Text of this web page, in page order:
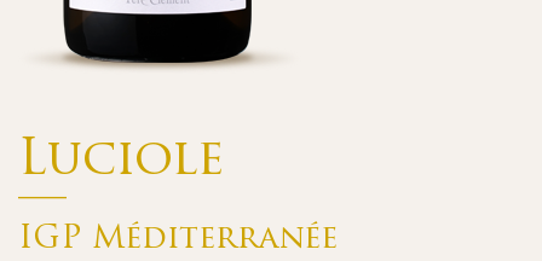
Luciole
—
IGP Méditerranée